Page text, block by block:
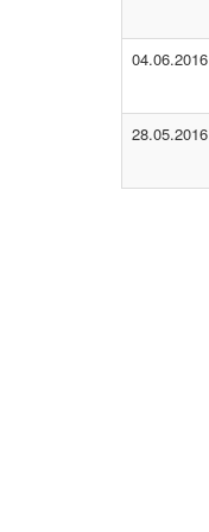
04.06.2016
28.05.2016